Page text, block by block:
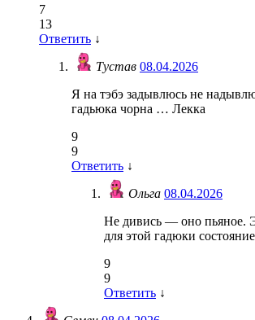
7
13
Ответить ↓
Тустав 08.04.2026
Я на тэбэ задывлюсь не
гадьюка чорна … Лекка
9
9
Ответить ↓
Ольга 08.04.2026
Не дивись — оно пьяное.
для этой гадюки
9
9
Ответить ↓